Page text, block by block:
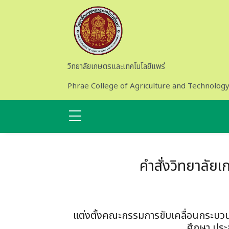
วิทยาลัยเกษตรและเทคโนโลยีแพร่
Phrae College of Agriculture and Technology
คำสั่งวิทยาลัย
แต่งตั้งคณะกรรมการขับเคลื่อนกระบว